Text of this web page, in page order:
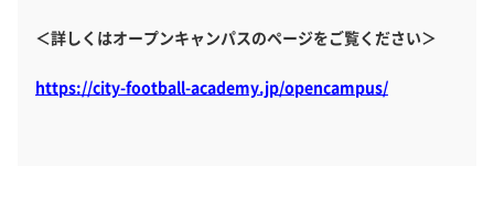
＜詳しくはオープンキャンパスのページをご覧ください＞
https://city-football-academy.jp/opencampus/